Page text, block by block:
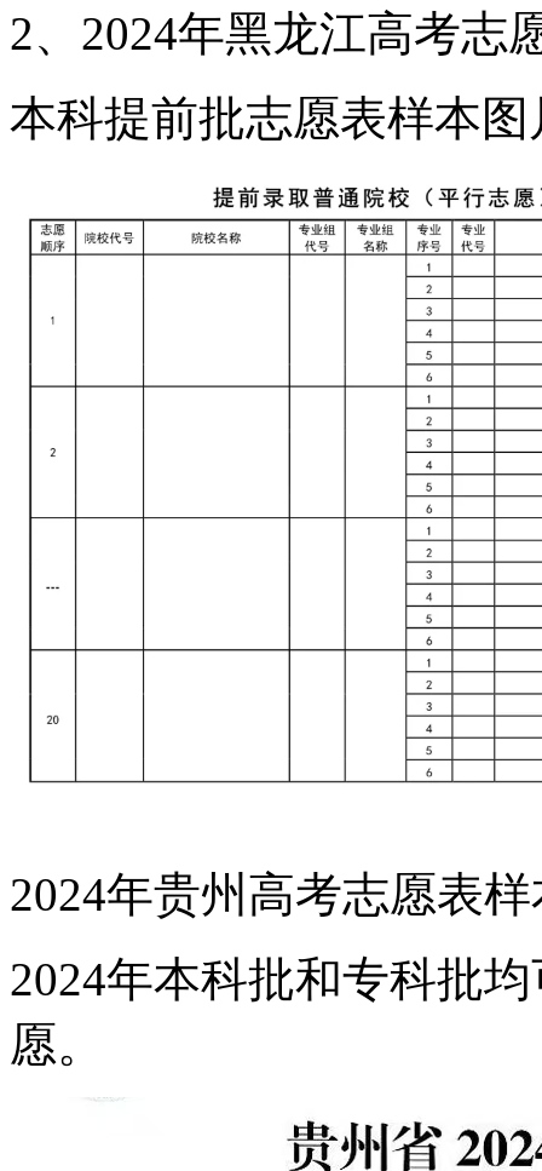
2、2024年黑龙江高考志
本科提前批志愿表样本图
2024年贵州高考志愿表
2024年本科批和专科批
愿。